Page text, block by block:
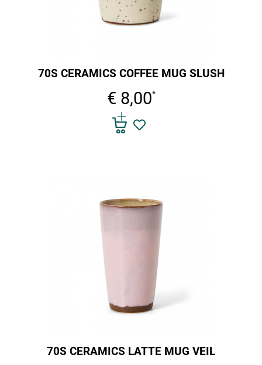
70S CERAMICS COFFEE MUG SLUSH
€ 8,00*
70S CERAMICS LATTE MUG VEIL